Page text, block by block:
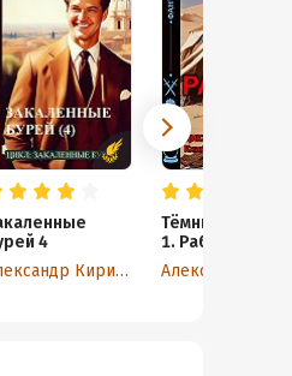
4
Александр Кириллов
Тёмные времена
1. Раб